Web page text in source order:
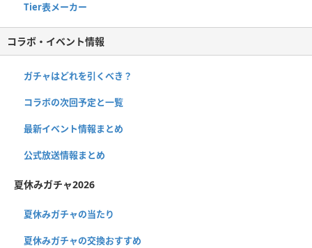
Tier表メーカー
コラボ・イベント情報
ガチャはどれを引くべき？
コラボの次回予定と一覧
最新イベント情報まとめ
公式放送情報まとめ
夏休みガチャ2026
夏休みガチャの当たり
夏休みガチャの交換おすすめ